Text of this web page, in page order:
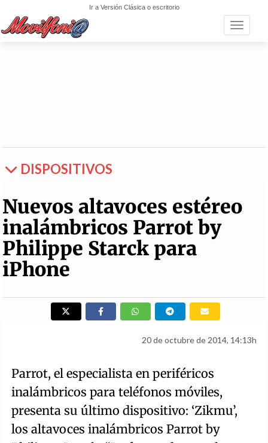
Ir a Versión Clásica o escritorio
Toggle
DISPOSITIVOS
Nuevos altavoces estéreo
inalámbricos Parrot by
Philippe Starck para
iPhone
20 de octubre de 2014, 14:13h
Parrot, el especialista en periféricos
inalámbricos para teléfonos móviles,
presenta su último dispositivo: ‘Zikmu’,
los altavoces inalámbricos Parrot by